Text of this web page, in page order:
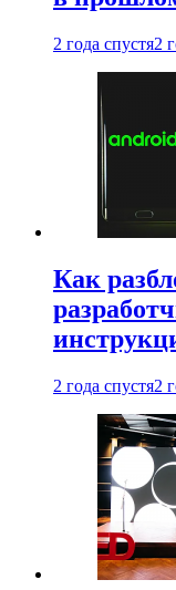
2 года спустя2
Как
2 года спустя2